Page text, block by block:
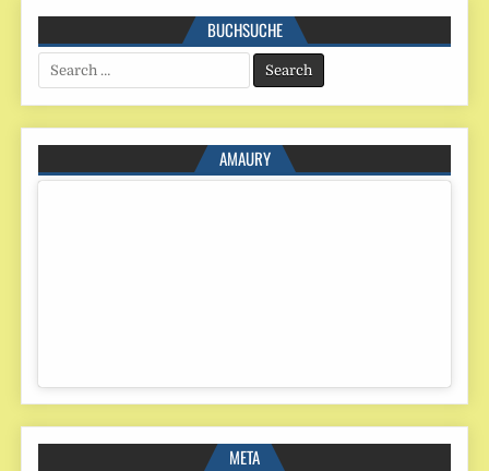
BUCHSUCHE
Search
for:
AMAURY
META